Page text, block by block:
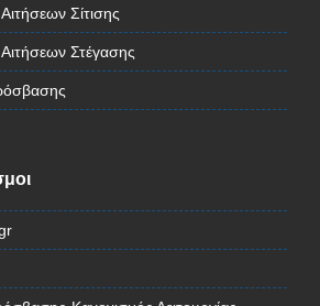
Σίτισης
Στέγασης